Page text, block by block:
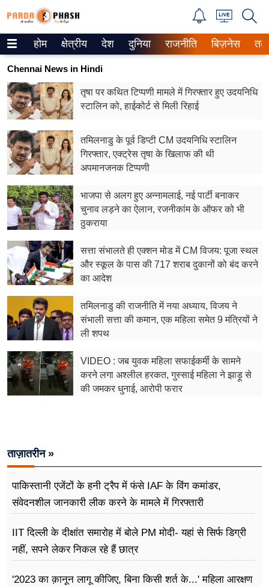
Trending on Google News
ePaper
वेब स्टोरीज
उत्तर प्रदेश
गैलरी
वीडियो
रिलेशनशिप
जीवन मंत्रा
फूड
ब्‍यूटी
जॉब्स
शिक्षा
होम क्षेत्रीय देश दुनिया राजनीति बिज़नेस
Chennai News in Hindi
तृषा पर कथित टिप्पणी मामले में गिरफ्तार हुए उदयनिधि
स्टालिन को, हाईकोर्ट से मिली रिहाई
तमिलनाडु के पूर्व डिप्टी CM उदयनिधि स्टालिन
गिरफ्तार, एक्ट्रेस तृषा के खिलाफ की थी
अपमानजनक टिप्पणी
भाजपा से अलग हुए अन्नामलाई, नई पार्टी बनाकर
चुनाव लड़ने का ऐलान, रजनीकांम के ऑफर को भी
ठुकराया
सत्ता संभालते ही एक्शन मोड में CM विजय: पूजा स्थल
और स्कूल के पास की 717 शराब दुकानों को बंद करने
का आदेश
तमिलनाडु की राजनीति में नया अध्याय, विजय ने
संभाली सत्ता की कमान, एक महिला समेत 9 मंत्रियों ने
ली शपथ
VIDEO : जब युवक महिला सफाईकर्मी के सामने
करने लगा अश्लील हरकत, गुस्साई महिला ने झाड़ू से
की जमकर धुनाई, आरोपी फरार
ताज़ातरीन »
पाकिस्तानी एजेंटों के हनी ट्रैप में फंसे IAF के विंग कमांडर,
संवेदनशील जानकारी लीक करने के मामले में गिरफ्तारी
IIT दिल्ली के दीक्षांत समारोह में बोले PM मोदी- यहां से सिर्फ डिग्री
नहीं, सपने लेकर निकल रहे हैं छात्र
'2023 का क़ानून लागू कीजिए, बिना किसी शर्त के...' महिला आरक्षण